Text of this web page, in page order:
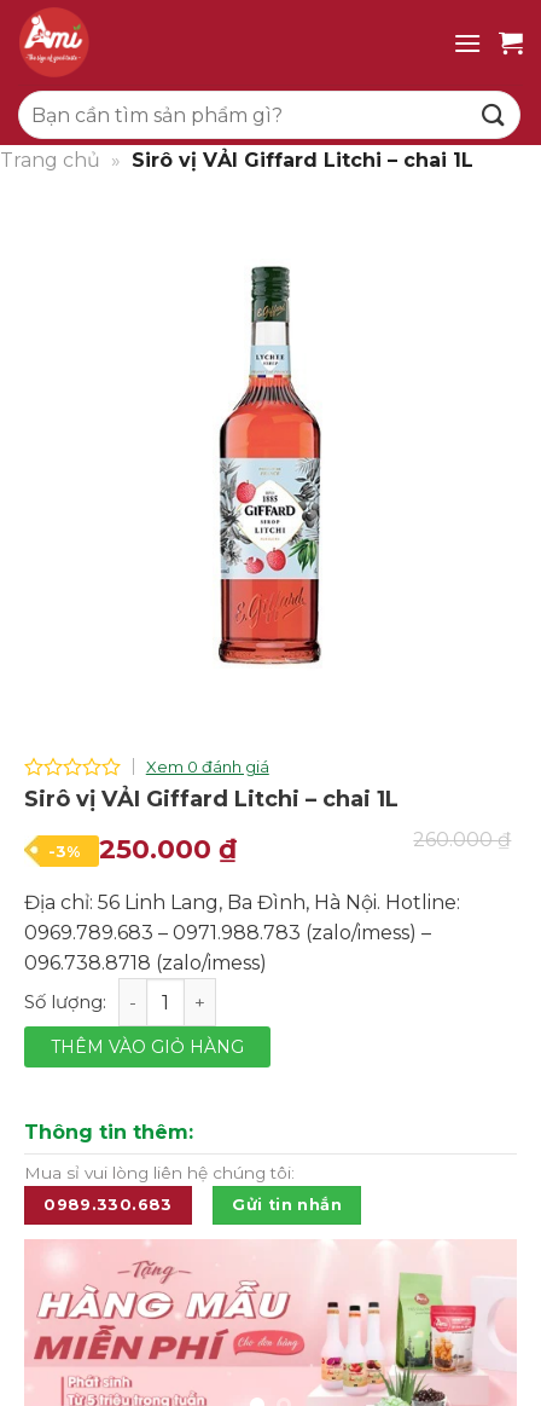
qua
dung
Tìm
kiếm:
Trang chủ » Sirô vị VẢI Giffard Litchi – chai 1L
0
of
5
Xem 0 đánh giá
Sirô vị VẢI Giffard Litchi – chai 1L
-3% 260.000₫
Giá
là:
260.000 ₫.
250.000₫Giá
tại
là:
Địa chỉ: 56 Linh Lang, Ba Đình, Hà Nội. Hotline:
0969.789.683 – 0971.988.783 (zalo/imess) –
096.738.8718 (zalo/imess)
Sirô vị VẢI Giffard Litchi - chai 1L số lượng
THÊM VÀO GIỎ HÀNG
Thông tin thêm:
Mua sỉ vui lòng liên hệ chúng tôi:
0989.330.683 Gửi tin nhắn